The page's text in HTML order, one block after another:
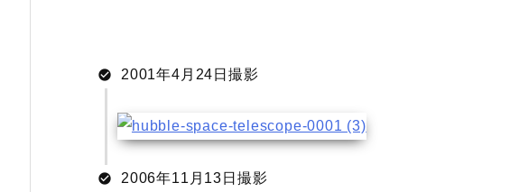
2001年4月24日撮影
2006年11月13日撮影